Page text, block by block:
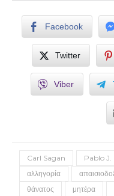
Facebook
Twitter
Viber
Carl Sagan Pablo
αλληγορία
θάνατος
μητέρα